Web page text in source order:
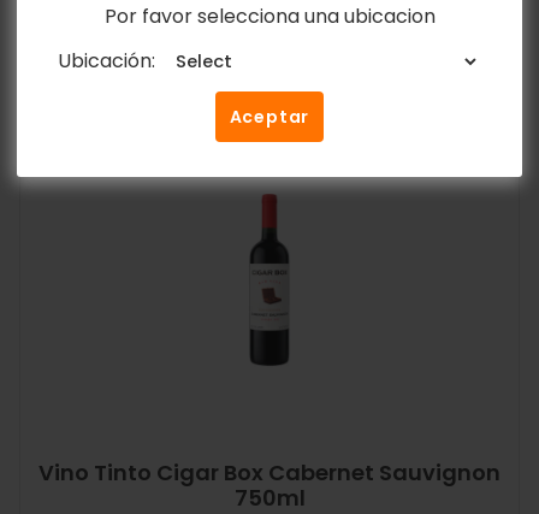
Por favor selecciona una ubicacion
Ubicación:
Aceptar
Vino Tinto Cigar Box Cabernet Sauvignon
750ml